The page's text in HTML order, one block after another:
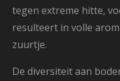
tegen extreme hitte,
resulteert in volle
zuurtje.
De diversiteit aan